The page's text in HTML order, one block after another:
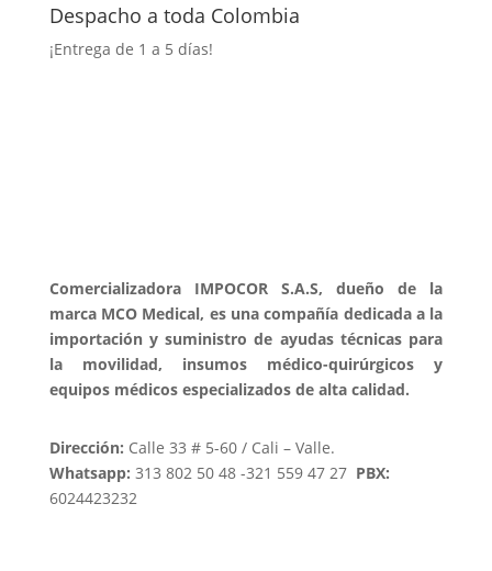
Despacho a toda Colombia
¡Entrega de 1 a 5 días!
Comercializadora IMPOCOR S.A.S, dueño de la
marca MCO Medical, es una compañía dedicada a la
importación y suministro de ayudas técnicas para
la movilidad, insumos médico-quirúrgicos y
equipos médicos especializados de alta calidad.
Dirección: Calle 33 # 5-60 / Cali – Valle.
Whatsapp: 313 802 50 48 -321 559 47 27 PBX:
6024423232